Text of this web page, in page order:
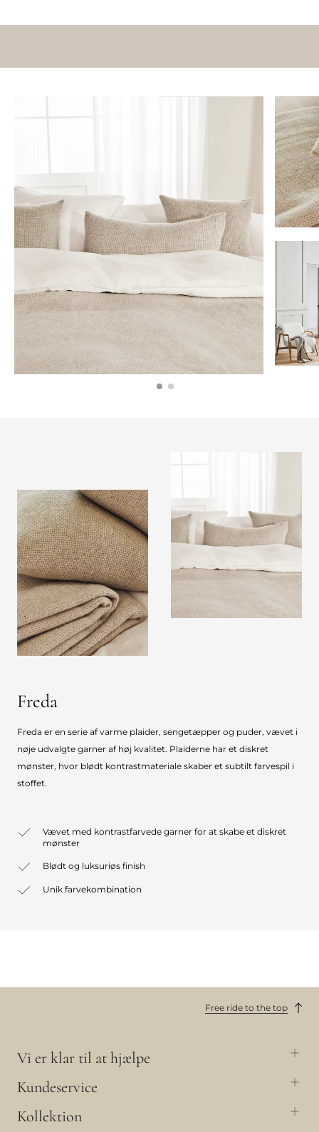
Freda
Freda er en serie af varme plaider, sengetæpper og puder, vævet i
nøje udvalgte garner af høj kvalitet. Plaiderne har et diskret
mønster, hvor blødt kontrastmateriale skaber et subtilt farvespil i
stoffet.
Vævet med kontrastfarvede garner for at skabe et diskret
mønster
Blødt og luksuriøs finish
Unik farvekombination
Free ride to the top
Vi er klar til at hjælpe
Kundeservice
Kollektion